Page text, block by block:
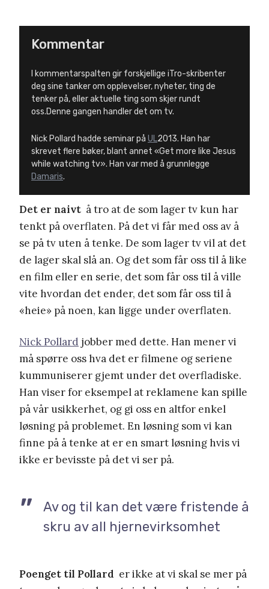
Kommentar
I kommentarspalten gir forskjellige iTro-skribenter
deg sine tanker om opplevelser, nyheter, ting de
tenker på, eller aktuelle ting som skjer rundt
oss.Denne gangen handler det om tv.
Nick Pollard hadde seminar på UL2013. Han har
skrevet flere bøker, blant annet «Get more like Jesus
while watching tv». Han var med å grunnlegge
Damaris.
Det er naivt å tro at de som lager tv kun har
tenkt på overflaten. På det vi får med oss av å
se på tv uten å tenke. De som lager tv vil at det
de lager skal slå an. Og det som får oss til å like
en film eller en serie, det som får oss til å ville
vite hvordan det ender, det som får oss til å
«heie» på noen, kan ligge under overflaten.
Nick Pollard jobber med dette. Han mener vi
må spørre oss hva det er filmene og seriene
kummuniserer gjemt under det overfladiske.
Han viser for eksempel at reklamene kan spille
på vår usikkerhet, og gi oss en altfor enkel
løsning på problemet. En løsning som vi kan
finne på å tenke at er en smart løsning hvis vi
ikke er bevisste på det vi ser på.
Av og til kan det være fristende å
skru av all hjernevirksomhet
Poenget til Pollard er ikke at vi skal se mer på